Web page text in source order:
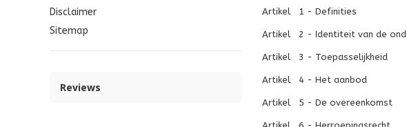
Disclaimer
Sitemap
Reviews
Artikel 1 - Definities
Artikel 2 - Identiteit van de
Artikel 3 - Toepasselijkheid
Artikel 4 - Het aanbod
Artikel 5 - De overeenkomst